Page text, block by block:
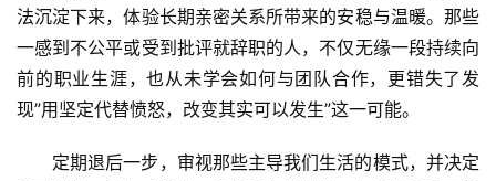
法沉淀下来，体验长期亲密关系所带来的安稳与温暖。那些
一感到不公平或受到批评就辞职的人，不仅无缘一段持续向
前的职业生涯，也从未学会如何与团队合作，更错失了发
现”用坚定代替愤怒，改变其实可以发生”这一可能。
定期退后一步，审视那些主导我们生活的模式，并决定